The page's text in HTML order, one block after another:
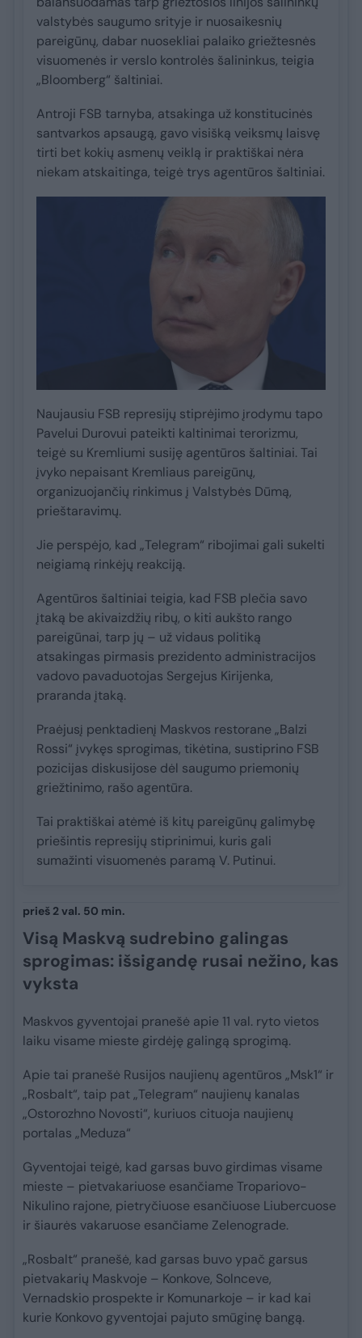
valstybės saugumo srityje ir nuosaikesnių
pareigūnų, dabar nuosekliai palaiko griežtesnės
visuomenės ir verslo kontrolės šalininkus, teigia
„Bloomberg“ šaltiniai.
Antroji FSB tarnyba, atsakinga už konstitucinės
santvarkos apsaugą, gavo visišką veiksmų laisvę
tirti bet kokių asmenų veiklą ir praktiškai nėra
niekam atskaitinga, teigė trys agentūros šaltiniai.
Naujausiu FSB represijų stiprėjimo įrodymu tapo
Pavelui Durovui pateikti kaltinimai terorizmu,
teigė su Kremliumi susiję agentūros šaltiniai. Tai
įvyko nepaisant Kremliaus pareigūnų,
organizuojančių rinkimus į Valstybės Dūmą,
prieštaravimų.
Jie perspėjo, kad „Telegram“ ribojimai gali sukelti
neigiamą rinkėjų reakciją.
Agentūros šaltiniai teigia, kad FSB plečia savo
įtaką be akivaizdžių ribų, o kiti aukšto rango
pareigūnai, tarp jų – už vidaus politiką
atsakingas pirmasis prezidento administracijos
vadovo pavaduotojas Sergejus Kirijenka,
praranda įtaką.
Praėjusį penktadienį Maskvos restorane „Balzi
Rossi“ įvykęs sprogimas, tikėtina, sustiprino FSB
pozicijas diskusijose dėl saugumo priemonių
griežtinimo, rašo agentūra.
Tai praktiškai atėmė iš kitų pareigūnų galimybę
priešintis represijų stiprinimui, kuris gali
sumažinti visuomenės paramą V. Putinui.
prieš 2 val. 50 min.
Visą Maskvą sudrebino galingas
sprogimas: išsigandę rusai nežino, kas
vyksta
Maskvos gyventojai pranešė apie 11 val. ryto vietos
laiku visame mieste girdėję galingą sprogimą.
Apie tai pranešė Rusijos naujienų agentūros „Msk1“ ir
„Rosbalt“, taip pat „Telegram“ naujienų kanalas
„Ostorozhno Novosti“, kuriuos cituoja naujienų
portalas „Meduza“
Gyventojai teigė, kad garsas buvo girdimas visame
mieste – pietvakariuose esančiame Tropariovo-
Nikulino rajone, pietryčiuose esančiuose Liubercuose
ir šiaurės vakaruose esančiame Zelenograde.
„Rosbalt“ pranešė, kad garsas buvo ypač garsus
pietvakarių Maskvoje – Konkove, Solnceve,
Vernadskio prospekte ir Komunarkoje – ir kad kai
kurie Konkovo gyventojai pajuto smūginę bangą.